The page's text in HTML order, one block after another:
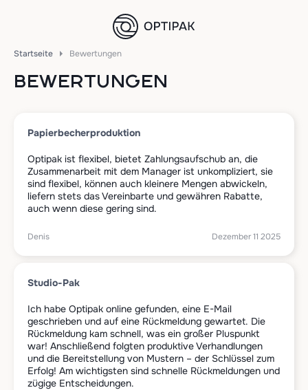
Startseite Bewertungen
BEWERTUNGEN
Papierbecherproduktion
Optipak ist flexibel, bietet Zahlungsaufschub an, die
Zusammenarbeit mit dem Manager ist unkompliziert, sie
sind flexibel, können auch kleinere Mengen abwickeln,
liefern stets das Vereinbarte und gewähren Rabatte,
auch wenn diese gering sind.
Denis Dezember 11 2025
Studio-Pak
Ich habe Optipak online gefunden, eine E-Mail
geschrieben und auf eine Rückmeldung gewartet. Die
Rückmeldung kam schnell, was ein großer Pluspunkt
war! Anschließend folgten produktive Verhandlungen
und die Bereitstellung von Mustern – der Schlüssel zum
Erfolg! Am wichtigsten sind schnelle Rückmeldungen und
zügige Entscheidungen.